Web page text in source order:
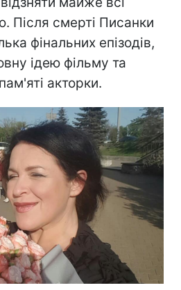
Після смерті Писанки
фінальних епізодів,
ідею фільму та
акторки.